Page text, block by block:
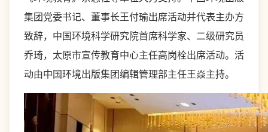
集团党委书记、董事长王付瑜出席活动并代表主办方
致辞，中国环境科学研究院首席科学家、二级研究员
乔琦，太原市宣传教育中心主任高岗栓出席活动。活
动由中国环境出版集团编辑管理部主任王焱主持。